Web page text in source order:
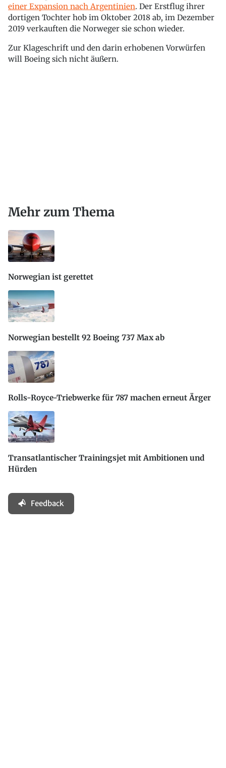
einer Expansion nach Argentinien. Der Erstflug ihrer
dortigen Tochter hob im Oktober 2018 ab, im Dezember
2019 verkauften die Norweger sie schon wieder.
Zur Klageschrift und den darin erhobenen Vorwürfen
will Boeing sich nicht äußern.
Mehr zum Thema
Norwegian ist gerettet
Norwegian bestellt 92 Boeing 737 Max ab
Rolls-Royce-Triebwerke für 787 machen erneut Ärger
Transatlantischer Trainingsjet mit Ambitionen und
Hürden
Feedback